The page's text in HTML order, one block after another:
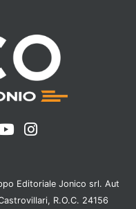
Editoriale Jonico srl. Aut
R.O.C. 24156